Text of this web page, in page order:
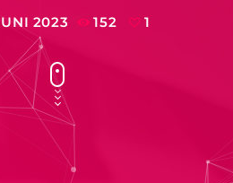
2023 152 1